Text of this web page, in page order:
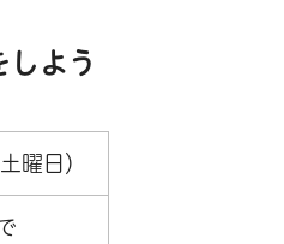
よう
曜日）